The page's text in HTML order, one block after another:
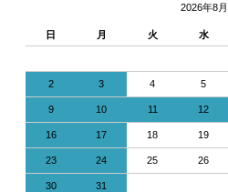
2026年8月
日 月 火 水
2 3 4 5
9 10 11 12
16 17 18 19
23 24 25 26
30 31